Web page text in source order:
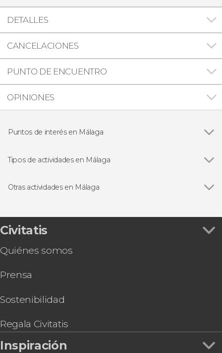
DETALLES
CANCELACIONES
PUNTO DE ENCUENTRO
OPINIONES
Puntos de interés en Málaga
Teatro romano de Málaga
Tipos de actividades en Málaga
Free tours en Málaga
Otras actividades en Málaga
Hammam Al Ándalus, un baño en la historia
Visita guiada por la catedral y alrededores
Visita guiada por el castillo de Gibralfaro
Tour en segway por Málaga
Visita guiada por el Museo Casa Natal Picasso
Civitatis
Quiénes somos
Prensa
Sostenibilidad
Regala Civitatis
Inspiración